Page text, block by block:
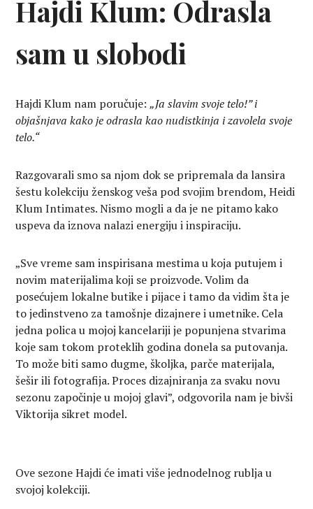
Hajdi Klum: Odrasla
sam u slobodi
Hajdi Klum nam poručuje:„Ja slavim svoje telo!” i
objašnjava kako je odrasla kao nudistkinja i zavolela svoje
telo.“
Razgovarali smo sa njom dok se pripremala da lansira
šestu kolekciju ženskog veša pod svojim brendom, Heidi
Klum Intimates. Nismo mogli a da je ne pitamo kako
uspeva da iznova nalazi energiju i inspiraciju.
„Sve vreme sam inspirisana mestima u koja putujem i
novim materijalima koji se proizvode. Volim da
posećujem lokalne butike i pijace i tamo da vidim šta je
to jedinstveno za tamošnje dizajnere i umetnike. Cela
jedna polica u mojoj kancelariji je popunjena stvarima
koje sam tokom proteklih godina donela sa putovanja.
To može biti samo dugme, školjka, parče materijala,
šešir ili fotografija. Proces dizajniranja za svaku novu
sezonu započinje u mojoj glavi”, odgovorila nam je bivši
Viktorija sikret model.
Ove sezone Hajdi će imati više jednodelnog rublja u
svojoj kolekciji.